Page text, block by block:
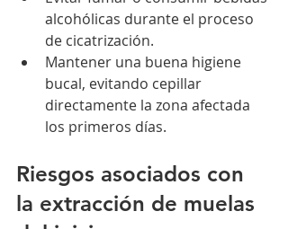
alcohólicas durante el proceso
de cicatrización.
Mantener una buena higiene
bucal, evitando cepillar
directamente la zona afectada
los primeros días.
Riesgos asociados con
la extracción de muelas